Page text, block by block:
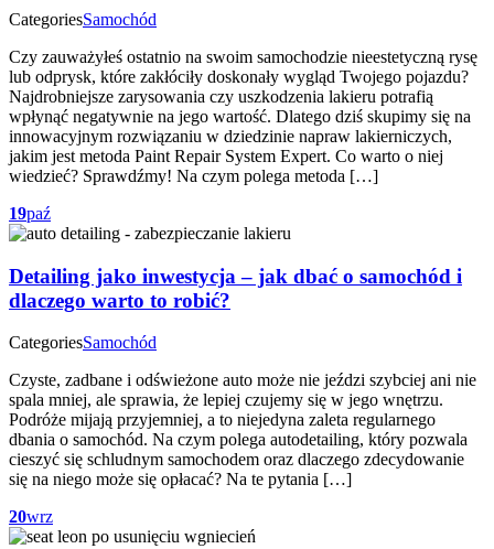
CategoriesSamochód
Czy zauważyłeś ostatnio na swoim samochodzie nieestetyczną rysę
lub odprysk, które zakłóciły doskonały wygląd Twojego pojazdu?
Najdrobniejsze zarysowania czy uszkodzenia lakieru potrafią
wpłynąć negatywnie na jego wartość. Dlatego dziś skupimy się na
innowacyjnym rozwiązaniu w dziedzinie napraw lakierniczych,
jakim jest metoda Paint Repair System Expert. Co warto o niej
wiedzieć? Sprawdźmy! Na czym polega metoda […]
19paź
Detailing jako inwestycja – jak dbać o samochód i
dlaczego warto to robić?
CategoriesSamochód
Czyste, zadbane i odświeżone auto może nie jeździ szybciej ani nie
spala mniej, ale sprawia, że lepiej czujemy się w jego wnętrzu.
Podróże mijają przyjemniej, a to niejedyna zaleta regularnego
dbania o samochód. Na czym polega autodetailing, który pozwala
cieszyć się schludnym samochodem oraz dlaczego zdecydowanie
się na niego może się opłacać? Na te pytania […]
20wrz